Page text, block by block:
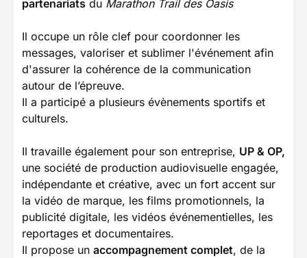
partenariats du Marathon Trail des Oasis
Il occupe un rôle clef pour coordonner les
messages, valoriser et sublimer l'événement afin
d'assurer la cohérence de la communication
autour de l’épreuve.
Il a participé a plusieurs évènements sportifs et
culturels.
Il travaille également pour son entreprise, UP & OP,
une société de production audiovisuelle engagée,
indépendante et créative, avec un fort accent sur
la vidéo de marque, les films promotionnels, la
publicité digitale, les vidéos événementielles, les
reportages et documentaires.
Il propose un accompagnement complet, de la